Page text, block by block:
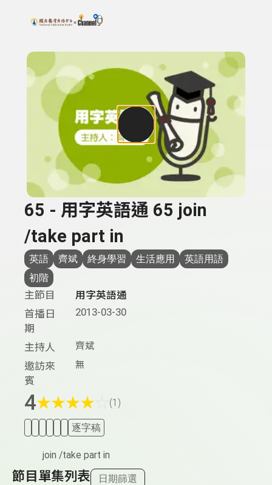
上方功能區塊
搜尋關鍵字：可輸入節目名稱、主持人或關鍵字
65 - 用字英語通 65 join
/take part in
英語 齊斌 終身學習 生活應用
英語用語
初階
主節目
用字英語通
首播日
期
2013-03-30
主持人 齊斌
邀訪來
賓
無
4★★★★ (1)
逐字稿
join /take part in
節目單集列表 日期篩選